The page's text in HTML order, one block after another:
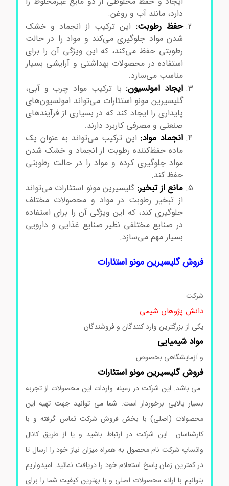
دارد، مانند آب و روغن.
حفظ رطوبت:این ترکیب از انجماد و خشک
شدن مواد جلوگیری می‌کند و مواد را در حالت
رطوبتی حفظ می‌کند، که این ویژگی آن را برای
استفاده در محصولات بهداشتی و آرایشی بسیار
مناسب می‌سازد.
ایجاد امولسیون:با ترکیب مواد چرب و آبی،
گلیسیرین مونو استئارات می‌تواند امولسیون‌های
پایداری را ایجاد کند که در بسیاری از فرآیندهای
صنعتی و مصرفی کاربرد دارند.
انجماد مواد:این ترکیب می‌تواند به عنوان یک
ماده حفظ‌کننده رطوبت از انجماد و خشک شدن
مواد جلوگیری کرده و مواد را در حالت رطوبتی
حفظ کند.
مانع از تبخیر:گلیسیرین مونو استئارات می‌تواند
از تبخیر رطوبت در مواد و محصولات مختلف
جلوگیری کند، که این ویژگی آن را برای استفاده
در صنایع مختلفی نظیر صنایع غذایی و دارویی
بسیار مهم می‌سازد.
فروش گلیسیرین مونو استئارات
شرکت
دانش پژوهان شیمی
یکی از بزرگترین وارد کنندگان و فروشندگان
مواد شیمیایی
و آزمایشگاهی بخصوص
فروش گلیسیرینمونو استئارات
می باشد. این شرکت در زمینه واردات این محصولات از تجربه
بسیار بالایی برخوردار است. شما می توانید جهت تهیه این
محصولات (اصلی) با بخش فروش شرکت تماس گرفته و با
کارشناسان این شرکت در ارتباط باشید و یا از طریق کانال
واتساپ شرکت نام محصول به همراه میزان نیاز خود را ارسال تا
در کمترین زمان پاسخ استعلام خود را دریافت نمائید. امیدواریم
بتوانیم با ارائه محصولات اصلی و با بهترین کیفیت شما را برای